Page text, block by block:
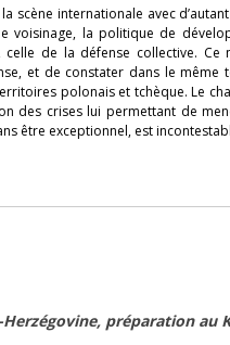
scène internationale avec
la politique de
celle de la défense collective.
et de constater dans le même
polonais et tchèque. Le
des crises lui permettant de
être exceptionnel, est
préparation au